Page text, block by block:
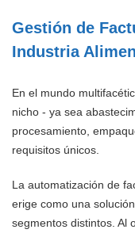
Gestión de
Industria
En el mundo
nicho - ya sea
procesamiento,
requisitos únicos.
La automatización de
erige como una
segmentos distintos. Al